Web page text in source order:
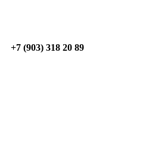
+7 (903) 318 20 89